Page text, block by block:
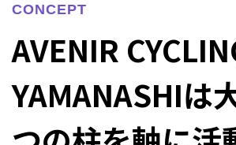
CONCEPT
AVENIR
YAMANASHIは